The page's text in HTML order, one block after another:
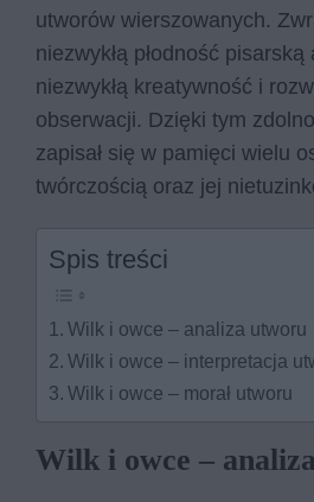
utworów wierszowanych.
niezwykłą płodność
niezwykłą kreatywność i
obserwacji. Dzięki tym
zapisał się w pamięci wielu
twórczością oraz jej
Spis treści
Wilk i owce – analiza utworu
Wilk i owce – interpretacja
Wilk i owce – morał utworu
Wilk i owce –